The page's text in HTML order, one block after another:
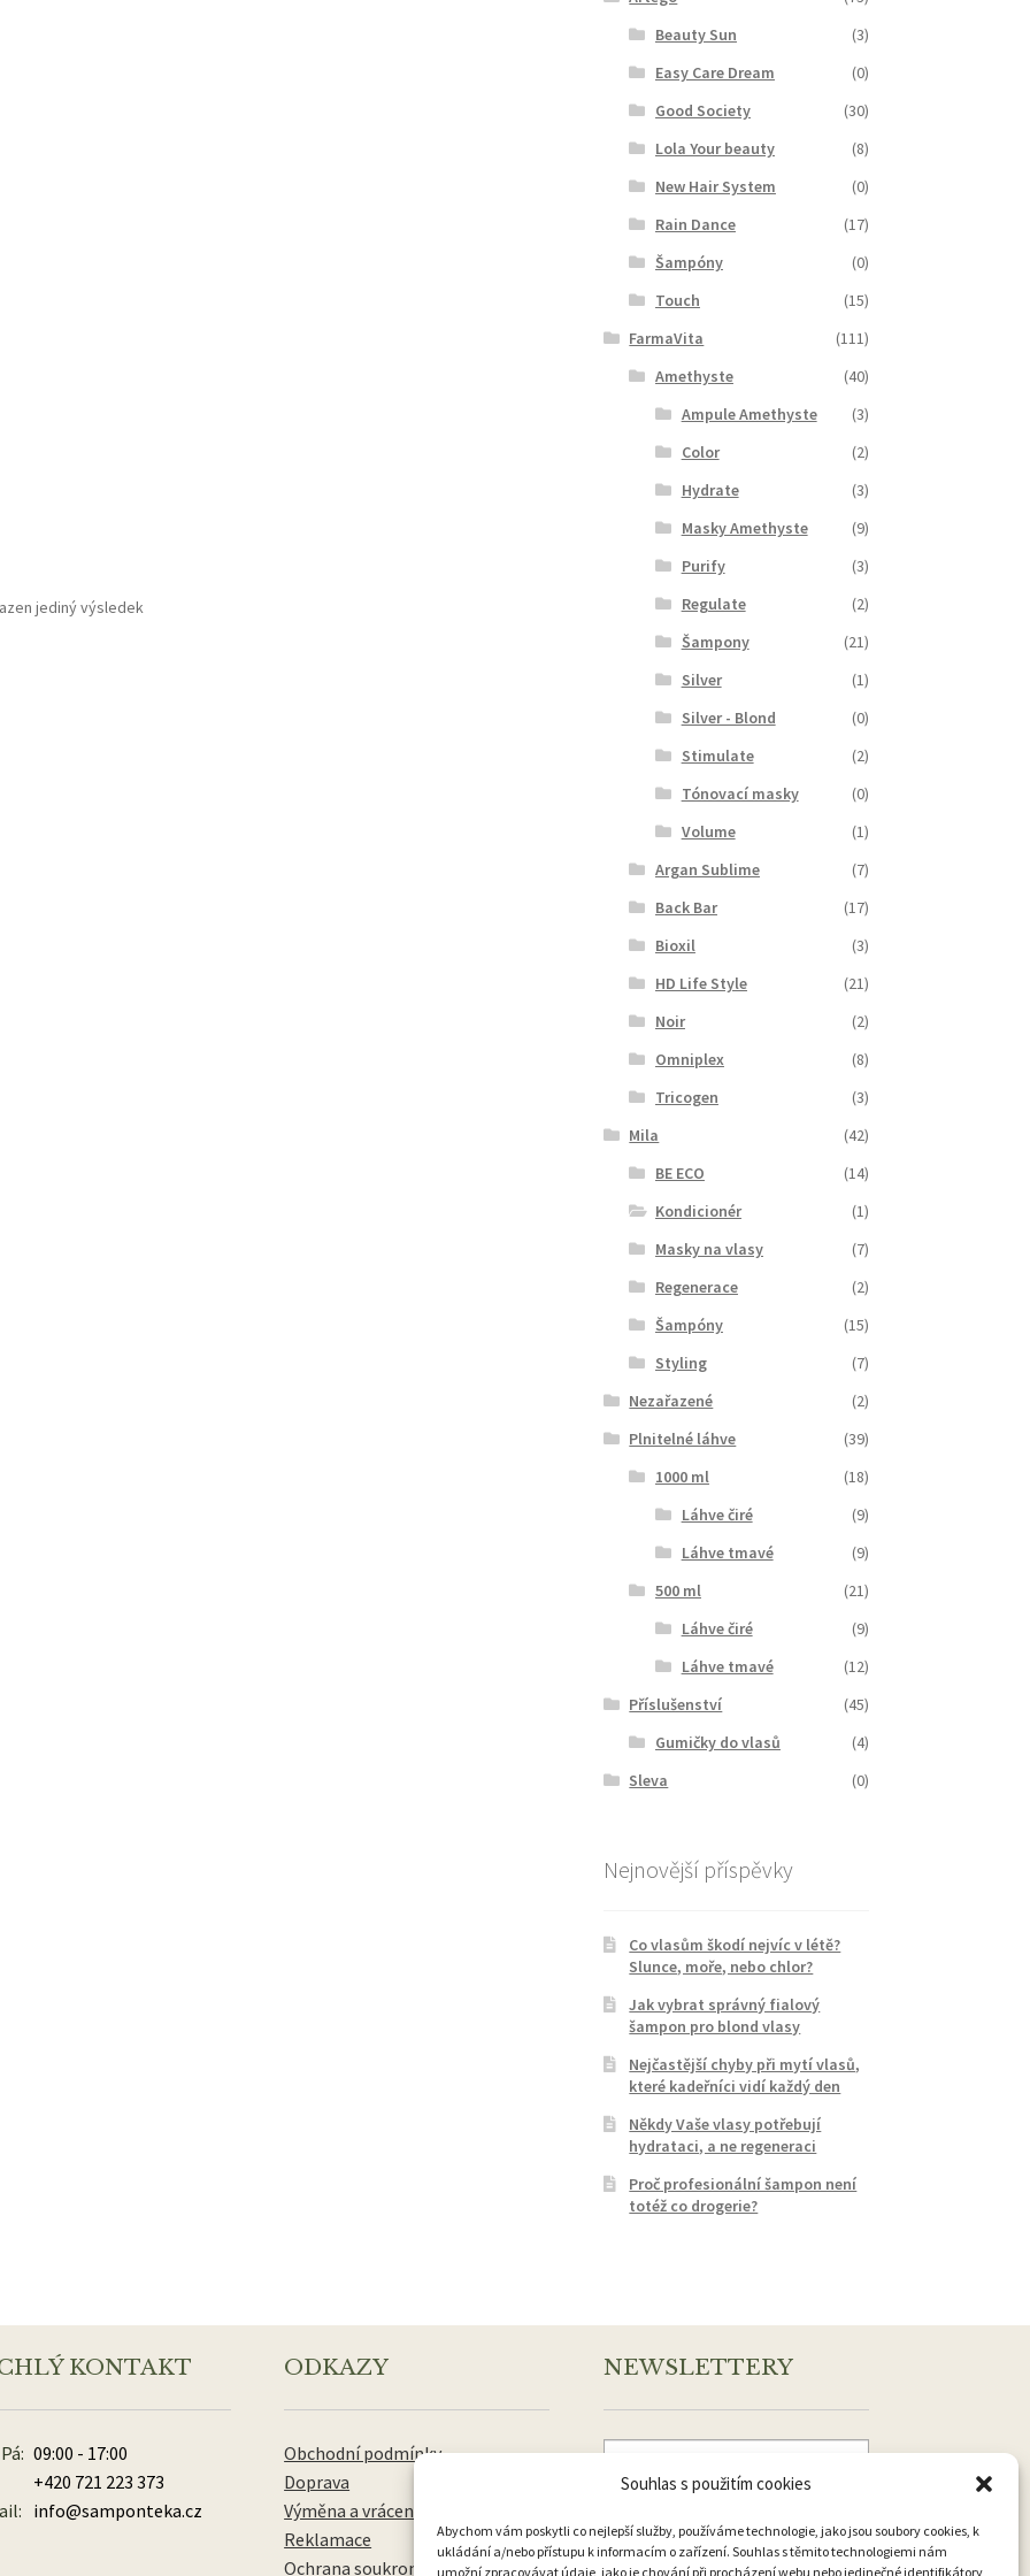
Souhlas s použitím cookies
Abychom vám poskytli co nejlepší služby, používáme technologie, jako jsou soubory cookies, k
ukládání a/nebo přístupu k informacím o zařízení. Souhlas s těmito technologiemi nám
umožní zpracovávat údaje, jako je chování při procházení webu nebo jedinečné identifikátory
jediný výsledek
Beauty Sun
(3)
Easy Care Dream
(0)
Good Society
(30)
Lola Your beauty
(8)
New Hair System
(0)
Rain Dance
(17)
Šampóny
(0)
Touch
(15)
FarmaVita
(111)
Amethyste
(40)
Ampule Amethyste
(3)
Color
(2)
Hydrate
(3)
Masky Amethyste
(9)
Purify
(3)
Regulate
(2)
Šampony
(21)
Silver
(1)
Silver - Blond
(0)
Stimulate
(2)
Tónovací masky
(0)
Volume
(1)
Argan Sublime
(7)
Back Bar
(17)
Bioxil
(3)
HD Life Style
(21)
Noir
(2)
Omniplex
(8)
Tricogen
(3)
Mila
(42)
BE ECO
(14)
Kondicionér
(1)
Masky na vlasy
(7)
Regenerace
(2)
Šampóny
(15)
Styling
(7)
Nezařazené
(2)
Plnitelné láhve
(39)
1000 ml
(18)
Láhve čiré
(9)
Láhve tmavé
(9)
500 ml
(21)
Láhve čiré
(9)
Láhve tmavé
(12)
Příslušenství
(45)
Gumičky do vlasů
(4)
Sleva
(0)
Nejnovější příspěvky
Co vlasům škodí nejvíc v létě?
Slunce, moře, nebo chlor?
Jak vybrat správný fialový
šampon pro blond vlasy
Nejčastější chyby při mytí vlasů,
které kadeřníci vidí každý den
Někdy Vaše vlasy potřebují
hydrataci, a ne regeneraci
Proč profesionální šampon není
totéž co drogerie?
KONTAKT
09:00 - 17:00
+420 721 223 373
info@samponteka.cz
ODKAZY
Obchodní podmínky
Doprava
Výměna a vrácení zboží
Reklamace
Ochrana soukromí
NEWSLETTERY